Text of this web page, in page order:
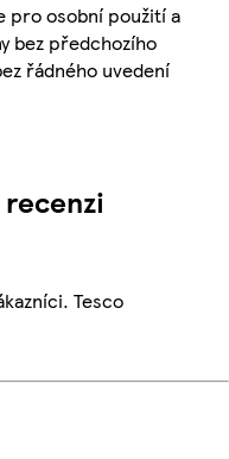
pro osobní použití a
bez předchozího
řádného uvedení
Tesco